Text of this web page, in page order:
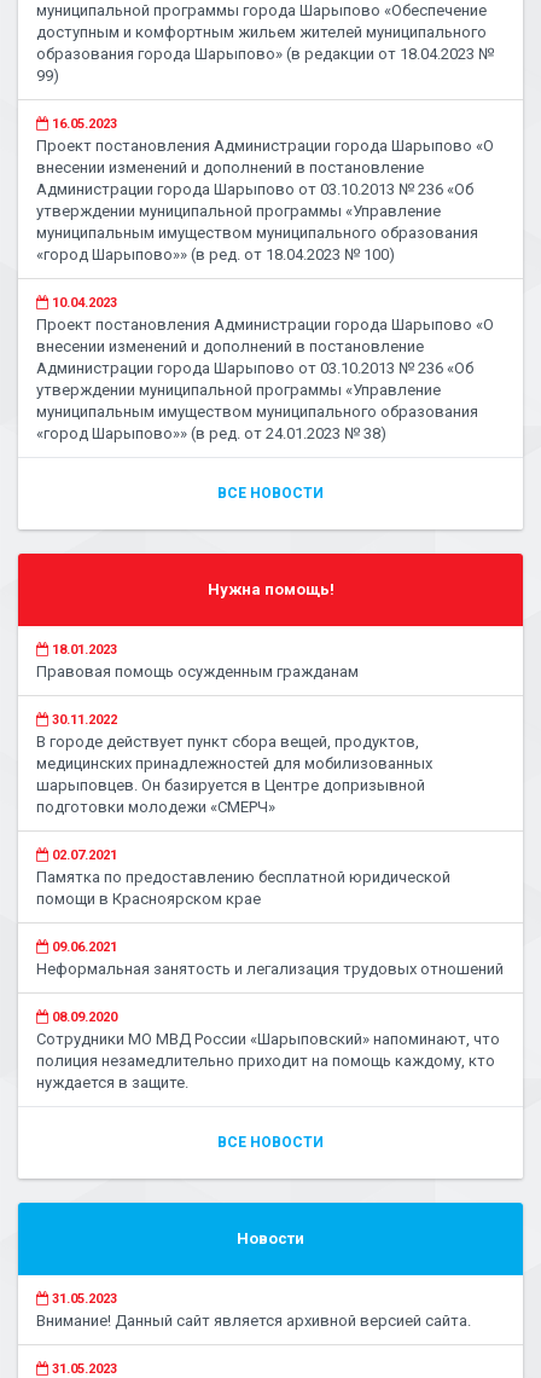
муниципальной программы города Шарыпово «Обеспечение
доступным и комфортным жильем жителей муниципального
образования города Шарыпово» (в редакции от 18.04.2023 №
99)
16.05.2023
Проект постановления Администрации города Шарыпово «О
внесении изменений и дополнений в постановление
Администрации города Шарыпово от 03.10.2013 № 236 «Об
утверждении муниципальной программы «Управление
муниципальным имуществом муниципального образования
«город Шарыпово»» (в ред. от 18.04.2023 № 100)
10.04.2023
Проект постановления Администрации города Шарыпово «О
внесении изменений и дополнений в постановление
Администрации города Шарыпово от 03.10.2013 № 236 «Об
утверждении муниципальной программы «Управление
муниципальным имуществом муниципального образования
«город Шарыпово»» (в ред. от 24.01.2023 № 38)
ВСЕ НОВОСТИ
Нужна помощь!
18.01.2023
Правовая помощь осужденным гражданам
30.11.2022
В городе действует пункт сбора вещей, продуктов,
медицинских принадлежностей для мобилизованных
шарыповцев. Он базируется в Центре допризывной
подготовки молодежи «СМЕРЧ»
02.07.2021
Памятка по предоставлению бесплатной юридической
помощи в Красноярском крае
09.06.2021
Неформальная занятость и легализация трудовых отношений
08.09.2020
Сотрудники МО МВД России «Шарыповский» напоминают, что
полиция незамедлительно приходит на помощь каждому, кто
нуждается в защите.
ВСЕ НОВОСТИ
Новости
31.05.2023
Внимание! Данный сайт является архивной версией сайта.
31.05.2023